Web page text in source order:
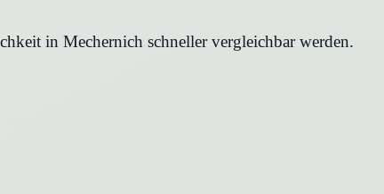
in Mechernich schneller vergleichbar werden.